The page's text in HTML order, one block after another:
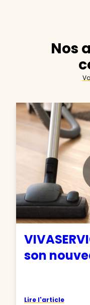
Nos
son
Lire l'article